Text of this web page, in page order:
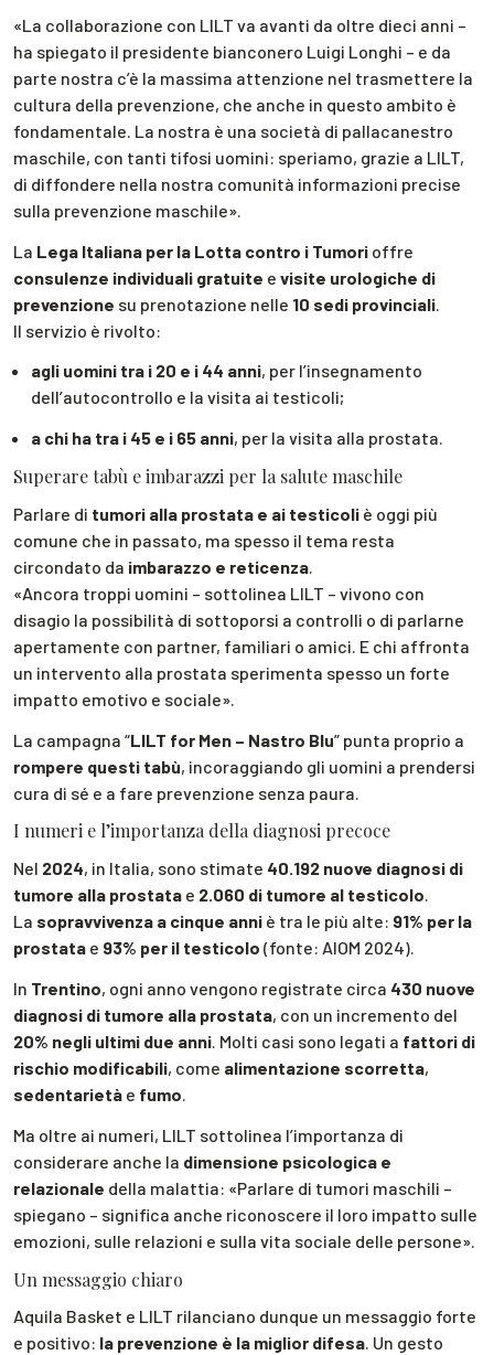
«La collaborazione con LILT va avanti da oltre dieci anni –
ha spiegato il presidente bianconero Luigi Longhi – e da
parte nostra c’è la massima attenzione nel trasmettere la
cultura della prevenzione, che anche in questo ambito è
fondamentale. La nostra è una società di pallacanestro
maschile, con tanti tifosi uomini: speriamo, grazie a LILT,
di diffondere nella nostra comunità informazioni precise
sulla prevenzione maschile».
La Lega Italiana per la Lotta contro i Tumori offre
consulenze individuali gratuite e visite urologiche di
prevenzione su prenotazione nelle 10 sedi provinciali
Il servizio è rivolto:
agli uomini tra i 20 e i 44 anni, per l’insegnamento
dell’autocontrollo e la visita ai testicoli;
a chi ha tra i 45 e i 65 anni, per la visita alla prostata.
Superare tabù e imbarazzi per la salute maschile
Parlare di tumori alla prostata e ai testicoli è oggi più
comune che in passato, ma spesso il tema resta
circondato da imbarazzo e reticenza
«Ancora troppi uomini – sottolinea LILT – vivono con
disagio la possibilità di sottoporsi a controlli o di parlarne
apertamente con partner, familiari o amici. E chi affronta
un intervento alla prostata sperimenta spesso un forte
impatto emotivo e sociale».
La campagna “LILT for Men – Nastro Blu” punta proprio a
rompere questi tabù, incoraggiando gli uomini a prendersi
cura di sé e a fare prevenzione senza paura.
I numeri e l’importanza della diagnosi precoce
Nel 2024, in Italia, sono stimate 40.192 nuove diagnosi di
tumore alla prostata e 2.060 di tumore al testicolo.
La sopravvivenza a cinque anni è tra le più alte: 91% per la
prostata e 93% per il testicolo (fonte: AIOM 2024).
In Trentino, ogni anno vengono registrate circa 430 nuove
diagnosi di tumore alla prostata, con un incremento del
20% negli ultimi due anni. Molti casi sono legati a fattori di
rischio modificabili, come alimentazione scorretta,
sedentarietà e fumo.
Ma oltre ai numeri, LILT sottolinea l’importanza di
considerare anche la dimensione psicologica e
relazionale della malattia: «Parlare di tumori maschili –
spiegano – significa anche riconoscere il loro impatto sulle
emozioni, sulle relazioni e sulla vita sociale delle persone».
Un messaggio chiaro
Aquila Basket e LILT rilanciano dunque un messaggio forte
e positivo: la prevenzione è la miglior difesa. Un gesto